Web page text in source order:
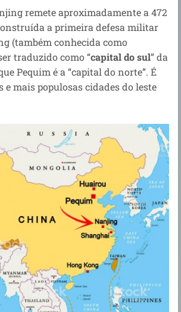
remete aproximadamente a 472
a primeira defesa militar
(também conhecida como
traduzido como “capital do sul” da
Pequim é a “capital do norte”. É
e mais populosas cidades do leste